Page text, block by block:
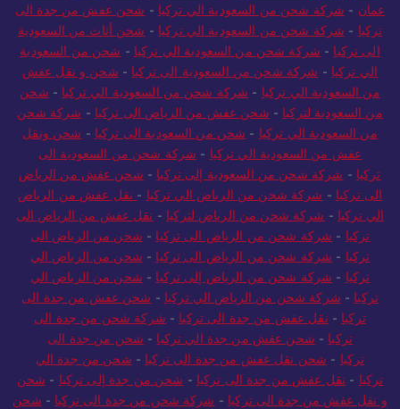
عمان - شركة شحن من السعودية الي تركيا - شحن عفش من جدة الى
تركيا - شركة شحن من السعودية الي تركيا - شحن أثاث من السعودية
الى تركيا - شركة شحن من السعودية الي تركيا - شحن من السعودية
الي تركيا - شركة شحن من السعودية الى تركيا - شحن و نقل عفش
من السعودية الي تركيا - شركة شحن من السعودية الي تركيا - شحن
من السعودية لتركيا - شحن عفش من الرياض الى تركيا - شركة شحن
من السعودية الي تركيا - شحن من السعودية الى تركيا - شحن ونقل
عفش من السعودية الي تركيا - شركة شحن من السعودية الى
تركيا - شركة شحن من السعودية إلى تركيا - شحن عفش من الرياض
الى تركيا - شركة شحن من الرياض الي تركيا - نقل عفش من الرياض
الي تركيا - شركة شحن من الرياض لتركيا - نقل عفش من الرياض الى
تركيا - شركة شحن من الرياض الى تركيا - شحن من الرياض الى
تركيا - شركة شحن من الرياض الى تركيا - شحن من الرياض الي
تركيا - شركة شحن من الرياض إلى تركيا - شحن من الرياض الي
تركيا - شركة شحن من الرياض الي تركيا - شحن عفش من جدة الى
تركيا - نقل عفش من جدة الى تركيا - شركة شحن من جدة الى
تركيا - شحن عفش من جدة الي تركيا - شحن من جدة الى
تركيا - شحن نقل عفش من جدة الى تركيا - شحن من جدة الي
تركيا - نقل عفش من جدة الى تركيا - شحن من جدة إلى تركيا - شحن
و نقل عفش من جدة الى تركيا - شركة شحن من جدة الى تركيا - شحن